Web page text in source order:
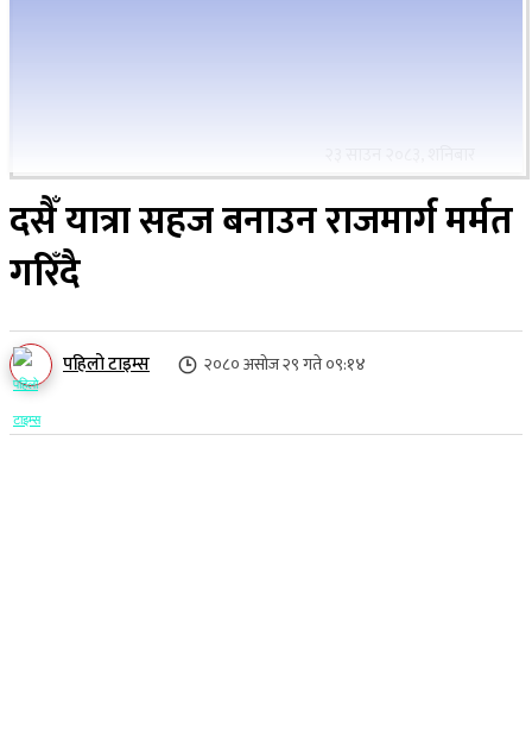
दसैँ यात्रा सहज बनाउन राजमार्ग मर्मत
गरिँदै
पहिलो टाइम्स २०८० असोज २९ गते ०९:१४